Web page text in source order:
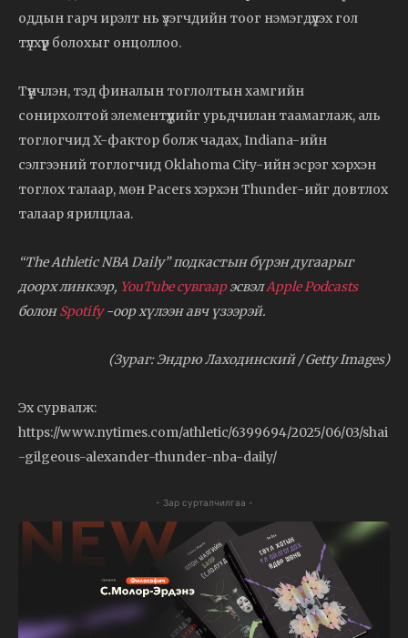
оддын гарч ирэлт нь үзэгчдийн тоог нэмэгдүүлэх гол
түлхүүр болохыг онцоллоо.
Түүнчлэн, тэд финалын тоглолтын хамгийн
сонирхолтой элементүүдийг урьдчилан таамаглаж, аль
тоглогчид X-фактор болж чадах, Indiana-ийн
сэлгээний тоглогчид Oklahoma City-ийн эсрэг хэрхэн
тоглох талаар, мөн Pacers хэрхэн Thunder-ийг довтлох
талаар ярилцлаа.
“The Athletic NBA Daily” подкастын бүрэн дугаарыг
доорх линкээр, YouTube сувгаарэсвэлApple Podcasts
болонSpotify-оор хүлээн авч үзээрэй.
(Зураг: Эндрю Лаходинский / Getty Images)
Эх сурвалж:
https://www.nytimes.com/athletic/6399694/2025/06/03/shai
-gilgeous-alexander-thunder-nba-daily/
- Зар сурталчилгаа -